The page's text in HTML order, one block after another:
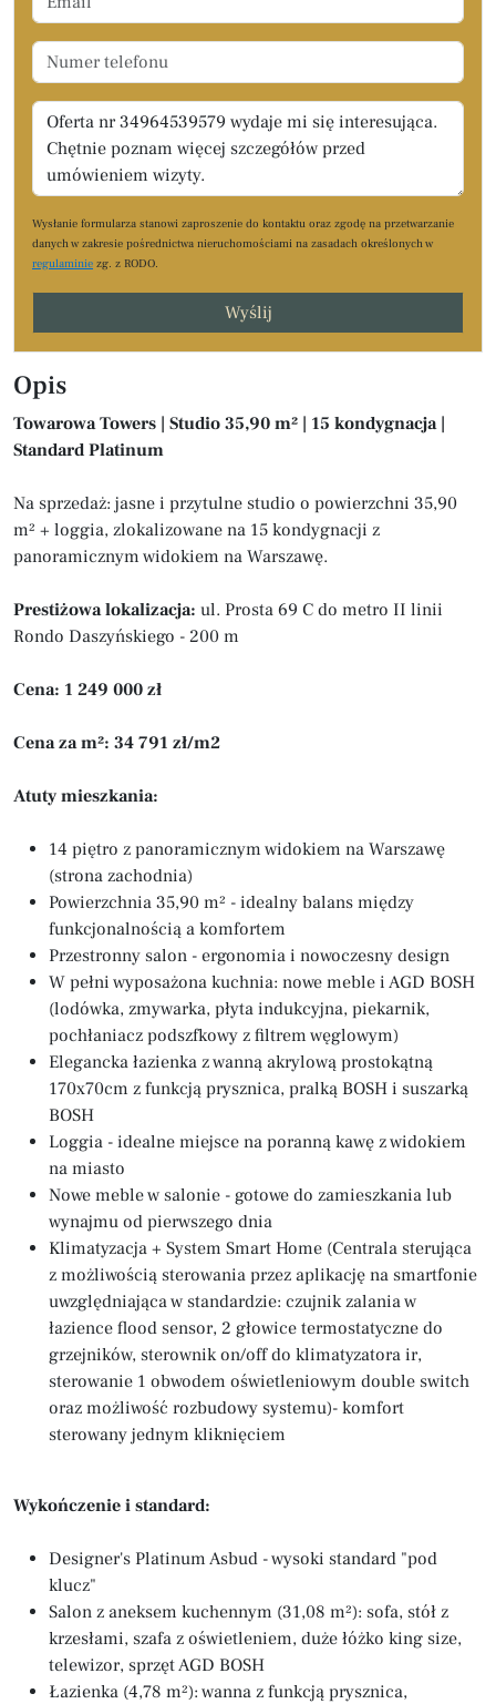
Wysłanie formularza stanowi zaproszenie do kontaktu oraz zgodę na przetwarzanie
danych w zakresie pośrednictwa nieruchomościami na zasadach określonych w
regulaminie zg. z RODO.
Wyślij
Opis
Towarowa Towers | Studio 35,90 m² | 15 kondygnacja |
Standard Platinum
Na sprzedaż: jasne i przytulne studio o powierzchni 35,90
m² + loggia, zlokalizowane na 15 kondygnacji z
panoramicznym widokiem na Warszawę.
Prestiżowa lokalizacja: ul. Prosta 69 C do metro II linii
Rondo Daszyńskiego - 200 m
Cena: 1 249 000 zł
Cena za m²: 34 791 zł/m2
Atuty mieszkania:
14 piętro z panoramicznym widokiem na Warszawę
(strona zachodnia)
Powierzchnia 35,90 m² - idealny balans między
funkcjonalnością a komfortem
Przestronny salon - ergonomia i nowoczesny design
W pełni wyposażona kuchnia: nowe meble i AGD BOSH
(lodówka, zmywarka, płyta indukcyjna, piekarnik,
pochłaniacz podszfkowy z filtrem węglowym)
Elegancka łazienka z wanną akrylową prostokątną
170x70cm z funkcją prysznica, pralką BOSH i suszarką
BOSH
Loggia - idealne miejsce na poranną kawę z widokiem
na miasto
Nowe meble w salonie - gotowe do zamieszkania lub
wynajmu od pierwszego dnia
Klimatyzacja + System Smart Home (Centrala sterująca
z możliwością sterowania przez aplikację na smartfonie
uwzględniająca w standardzie: czujnik zalania w
łazience flood sensor, 2 głowice termostatyczne do
grzejników, sterownik on/off do klimatyzatora ir,
sterowanie 1 obwodem oświetleniowym double switch
oraz możliwość rozbudowy systemu)- komfort
sterowany jednym kliknięciem
Wykończenie i standard:
Designer's Platinum Asbud - wysoki standard "pod
klucz"
Salon z aneksem kuchennym (31,08 m²): sofa, stół z
krzesłami, szafa z oświetleniem, duże łóżko king size,
telewizor, sprzęt AGD BOSH
Łazienka (4,78 m²): wanna z funkcją prysznica,